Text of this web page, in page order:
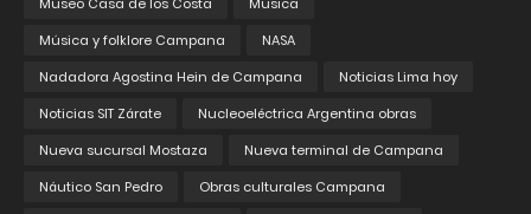
Museo Casa de los Costa
Musica
Música y folklore Campana
NASA
Nadadora Agostina Hein de Campana
Noticias Lima hoy
Noticias SIT Zárate
Nucleoeléctrica Argentina obras
Nueva sucursal Mostaza
Nueva terminal de Campana
Náutico San Pedro
Obras culturales Campana